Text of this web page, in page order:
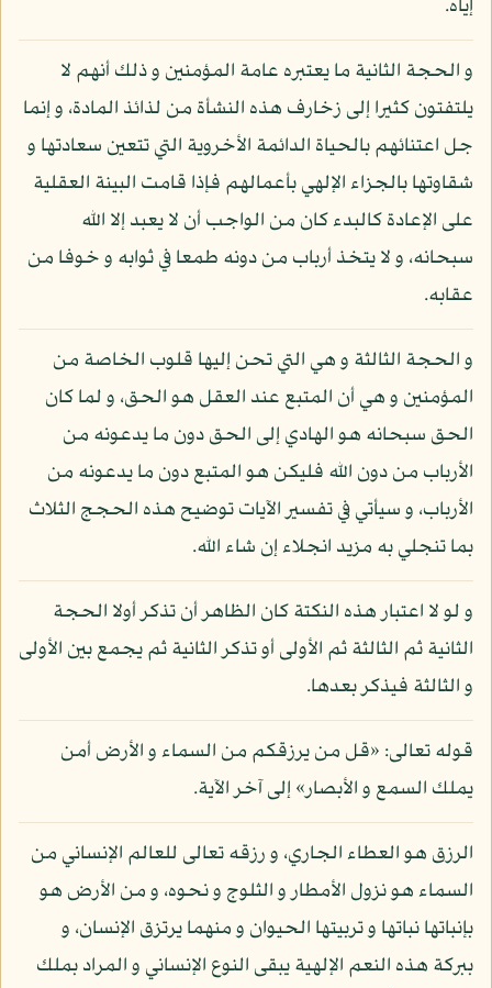
إياه.
و الحجة الثانية ما يعتبره عامة المؤمنين و ذلك أنهم لا
يلتفتون كثيرا إلى زخارف هذه النشأة من لذائذ المادة، و إنما
جل اعتنائهم بالحياة الدائمة الأخروية التي تتعين سعادتها و
شقاوتها بالجزاء الإلهي بأعمالهم فإذا قامت البينة العقلية
على الإعادة كالبدء كان من الواجب أن لا يعبد إلا الله
سبحانه، و لا يتخذ أرباب من دونه طمعا في ثوابه و خوفا من
عقابه.
و الحجة الثالثة و هي التي تحن إليها قلوب الخاصة من
المؤمنين و هي أن المتبع عند العقل هو الحق، و لما كان
الحق سبحانه هو الهادي إلى الحق دون ما يدعونه من
الأرباب من دون الله فليكن هو المتبع دون ما يدعونه من
الأرباب، و سيأتي في تفسير الآيات توضيح هذه الحجج الثلاث
بما تنجلي به مزيد انجلاء إن شاء الله.
و لو لا اعتبار هذه النكتة كان الظاهر أن تذكر أولا الحجة
الثانية ثم الثالثة ثم الأولى أو تذكر الثانية ثم يجمع بين الأولى
و الثالثة فيذكر بعدها.
قوله تعالى: «قل من يرزقكم من السماء و الأرض أمن
يملك السمع و الأبصار» إلى آخر الآية.
الرزق هو العطاء الجاري، و رزقه تعالى للعالم الإنساني من
السماء هو نزول الأمطار و الثلوج و نحوه، و من الأرض هو
بإنباتها نباتها و تربيتها الحيوان و منهما يرتزق الإنسان، و
ببركة هذه النعم الإلهية يبقى النوع الإنساني و المراد بملك